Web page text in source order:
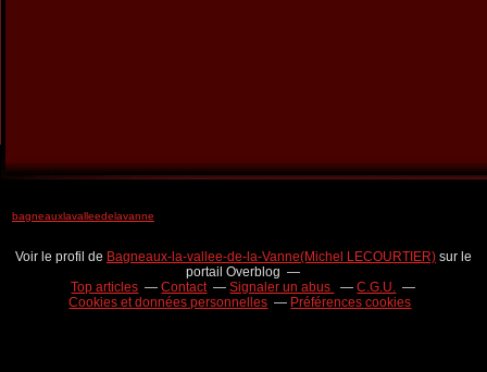
bagneauxlavalleedelavanne
Voir le profil de Bagneaux-la-vallee-de-la-Vanne(Michel LECOURTIER) sur le
portail Overblog
Top articles
Contact Signaler un abus
C.G.U.
Cookies et données personnelles
Préférences cookies